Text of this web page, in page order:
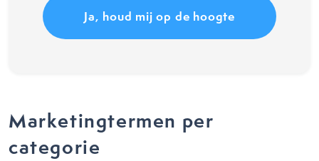
Marketingtermen per
categorie